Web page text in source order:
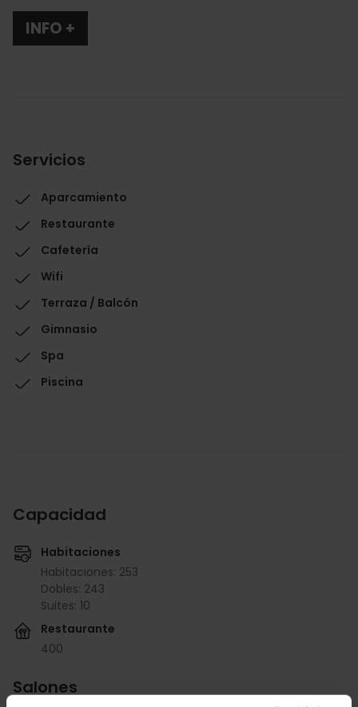
INFO +
Servicios
Aparcamiento
Restaurante
Cafetería
Wifi
Terraza / Balcón
Gimnasio
Spa
Piscina
Capacidad
Habitaciones
Habitaciones: 253
Dobles: 243
Suites: 10
Restaurante
400
Salones